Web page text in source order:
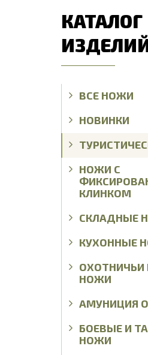
КАТАЛОГ
ВСЕ НОЖИ
НОВИНКИ
НОЖИ С
КЛИНКОМ
СКЛАДНЫЕ
КУХОННЫЕ
ОХОТНИЧЬИ
НОЖИ
АМУНИЦИЯ
БОЕВЫЕ И
НОЖИ